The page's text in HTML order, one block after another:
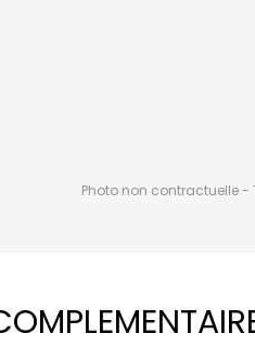
Photo non contractuelle -